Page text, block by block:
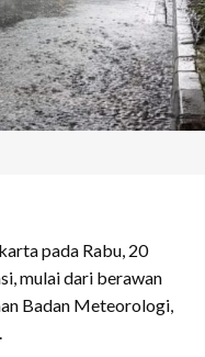
pada Rabu, 20
mulai dari berawan
Badan Meteorologi,